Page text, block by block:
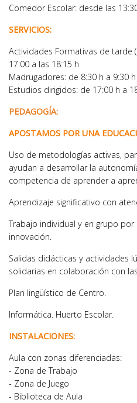
Comedor Escolar: desde las
SERVICIOS:
Actividades Formativas de tarde
17:00 a las 18:15 h
Madrugadores: de 8:30 h a 9:30 h
Estudios dirigidos: de 17:00 h a
PEDAGOGÍA:
APOSTAMOS POR UNA
Uso de metodologías activas,
ayudan a desarrollar la
competencia de aprender a
Aprendizaje significativo con
Trabajo individual y en grupo
innovación.
Salidas didácticas y actividades
solidarias en colaboración con
Plan lingüístico de Centro.
Informática. Huerto Escolar.
INSTALACIONES:
Aula con zonas diferenciadas:
- Zona de Trabajo
- Zona de Juego
- Biblioteca de Aula